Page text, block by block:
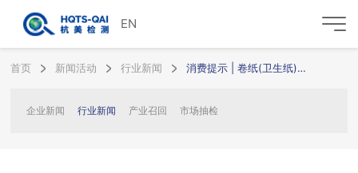
EN
首页 新闻活动 行业新闻 消费提示 | 卷纸(卫生纸)和抽纸真的不是一种纸！！
企业新闻 行业新闻 产业召回 市场抽检